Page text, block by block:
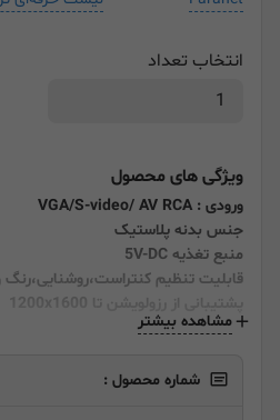
انتخاب تعداد
ویژگی های محصول
ورودی : VGA/S-video/ AV RCA
جنس بدنه پلاستیک
منبع تغذیه 5V-DC
قابلیت تنظیم
مشاهده بیشتر
شماره محصول :